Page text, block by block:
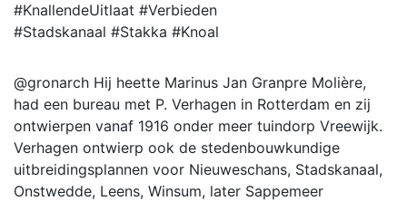
#KnallendeUitlaat #Verbieden
#Stadskanaal #Stakka #Knoal
@gronarch Hij heette Marinus Jan Granpre Molière,
had een bureau met P. Verhagen in Rotterdam en zij
ontwierpen vanaf 1916 onder meer tuindorp Vreewijk.
Verhagen ontwierp ook de stedenbouwkundige
uitbreidingsplannen voor Nieuweschans, Stadskanaal,
Onstwedde, Leens, Winsum, later Sappemeer